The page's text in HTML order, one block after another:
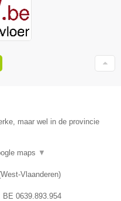
maar wel in de provincie
maps ▼
West-Vlaanderen)
BE 0639.893.954